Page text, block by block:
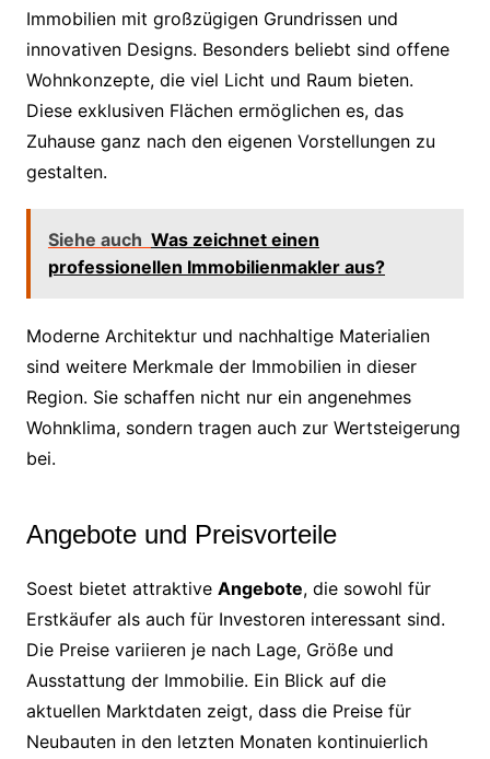
Immobilien mit großzügigen Grundrissen und
innovativen Designs. Besonders beliebt sind offene
Wohnkonzepte, die viel Licht und Raum bieten.
Diese exklusiven Flächen ermöglichen es, das
Zuhause ganz nach den eigenen Vorstellungen zu
gestalten.
Siehe auch Was zeichnet einen
professionellen Immobilienmakler aus?
Moderne Architektur und nachhaltige Materialien
sind weitere Merkmale der Immobilien in dieser
Region. Sie schaffen nicht nur ein angenehmes
Wohnklima, sondern tragen auch zur Wertsteigerung
bei.
Angebote und Preisvorteile
Soest bietet attraktive Angebote, die sowohl für
Erstkäufer als auch für Investoren interessant sind.
Die Preise variieren je nach Lage, Größe und
Ausstattung der Immobilie. Ein Blick auf die
aktuellen Marktdaten zeigt, dass die Preise für
Neubauten in den letzten Monaten kontinuierlich